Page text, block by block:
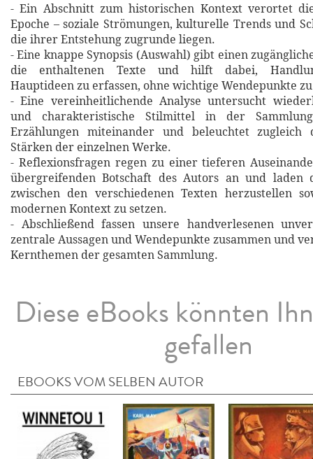
- Ein Abschnitt zum historischen Kontext verortet
Epoche – soziale Strömungen, kulturelle Trends und
die ihrer Entstehung zugrunde liegen.
- Eine knappe Synopsis (Auswahl) gibt einen
die enthaltenen Texte und hilft dabei,
Hauptideen zu erfassen, ohne wichtige Wendepunkte
- Eine vereinheitlichende Analyse untersucht
und charakteristische Stilmittel in der
Erzählungen miteinander und beleuchtet zugleich
Stärken der einzelnen Werke.
- Reflexionsfragen regen zu einer tieferen
übergreifenden Botschaft des Autors an und laden
zwischen den verschiedenen Texten herzustellen
modernen Kontext zu setzen.
- Abschließend fassen unsere handverlesenen
zentrale Aussagen und Wendepunkte zusammen und
Kernthemen der gesamten Sammlung.
Diese eBooks könnten
gefallen
EBOOKS VOM SELBEN AUTOR